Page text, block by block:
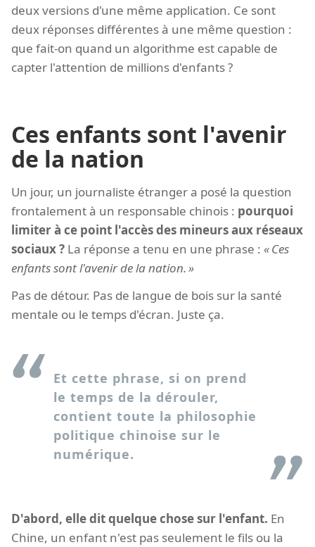
deux versions d'une même application. Ce sont
deux réponses différentes à une même question :
que fait-on quand un algorithme est capable de
capter l'attention de millions d'enfants ?
Ces enfants sont l'avenir
de la nation
Un jour, un journaliste étranger a posé la question
frontalement à un responsable chinois : pourquoi
limiter à ce point l'accès des mineurs aux réseaux
sociaux ? La réponse a tenu en une phrase :
Ces
enfants sont l'avenir de la nation.
Pas de détour. Pas de langue de bois sur la santé
mentale ou le temps d'écran. Juste ça.
Et cette phrase, si on prend
le temps de la dérouler,
contient toute la philosophie
politique chinoise sur le
numérique.
D'abord, elle dit quelque chose sur l'enfant. En
Chine, un enfant n'est pas seulement le fils ou la